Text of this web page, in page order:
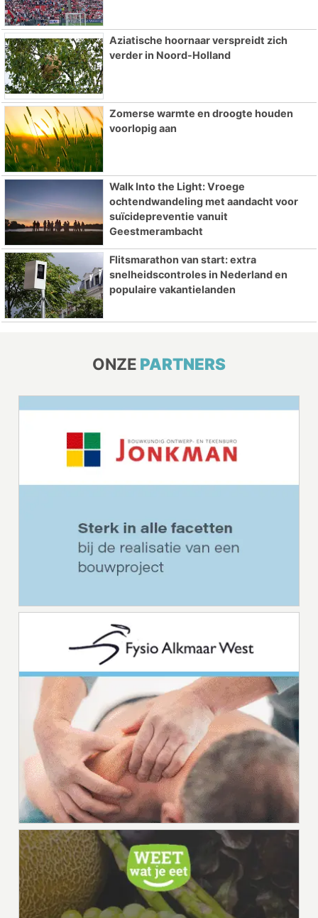
Aziatische hoornaar verspreidt zich
verder in Noord-Holland
Zomerse warmte en droogte houden
voorlopig aan
Walk Into the Light: Vroege
ochtendwandeling met aandacht voor
suïcidepreventie vanuit
Geestmerambacht
Flitsmarathon van start: extra
snelheidscontroles in Nederland en
populaire vakantielanden
ONZE PARTNERS